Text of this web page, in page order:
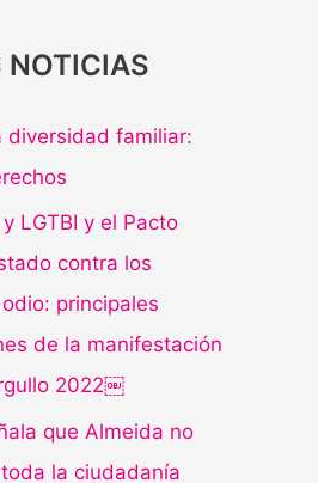
NOTICIAS
diversidad familiar:
LGTBI y el Pacto
contra los
principales
de la manifestación
2022￼
que Almeida no
la ciudadanía